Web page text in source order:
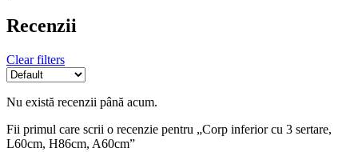
Recenzii
Clear filters
Nu există recenzii până acum.
Fii primul care scrii o recenzie pentru „Corp inferior cu 3 sertare,
L60cm, H86cm, A60cm”